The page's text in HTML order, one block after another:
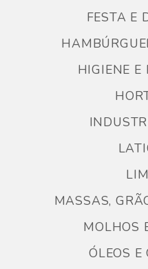
FESTA E
HIGIENE E
MASSAS,
MOLHOS
ÓLEOS E